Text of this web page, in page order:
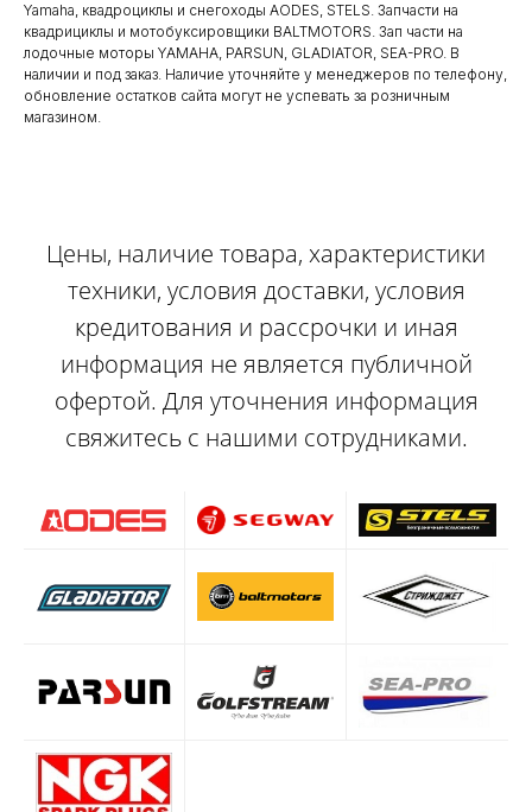
Yamaha, квадроциклы и снегоходы AODES, STELS. Запчасти на
квадрициклы и мотобуксировщики BALTMOTORS. Зап части на
лодочные моторы YAMAHA, PARSUN, GLADIATOR, SEA-PRO. В
наличии и под заказ. Наличие уточняйте у менеджеров по телефону,
обновление остатков сайта могут не успевать за розничным
магазином.
Цены, наличие товара, характеристики
техники, условия доставки, условия
кредитования и рассрочки и иная
информация не является публичной
офертой. Для уточнения информация
свяжитесь с нашими сотрудниками.